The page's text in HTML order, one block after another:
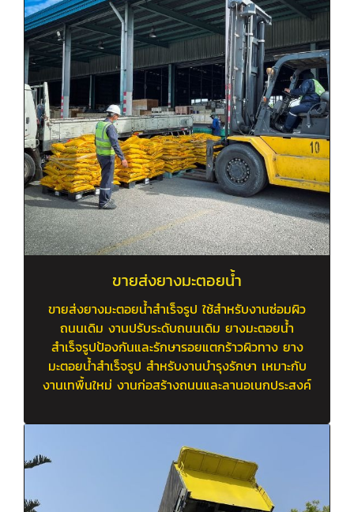
ขายส่งยางมะตอยน้ำ
ขายส่งยางมะตอยน้ำสำเร็จรูป ใช้สำหรับงานซ่อมผิว
ถนนเดิม งานปรับระดับถนนเดิม ยางมะตอยน้ำ
สำเร็จรูปป้องกันและรักษารอยแตกร้าวผิวทาง ยาง
มะตอยน้ำสำเร็จรูป สำหรับงานบำรุงรักษา เหมาะกับ
งานเทพื้นใหม่ งานก่อสร้างถนนและลานอเนกประสงค์